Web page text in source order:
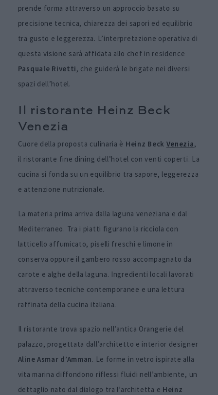
prende forma attraverso un approccio basato su
precisione tecnica, chiarezza dei sapori ed equilibrio
tra gusto e leggerezza. L’interpretazione operativa di
questa visione sarà affidata allo chef in residence
Pasquale Rivetti, che guiderà le brigate nei diversi
spazi dell’hotel.
Il ristorante Heinz Beck
Venezia
Cuore della proposta culinaria è Heinz Beck Venezia,
il ristorante fine dining dell’hotel con venti coperti. La
cucina si fonda su un equilibrio tra sapore, leggerezza
e attenzione nutrizionale.
La materia prima arriva dalla laguna veneziana e dal
Mediterraneo. Tra i piatti figurano la ricciola con
latticello affumicato, piselli freschi e limone in
conserva oppure il gambero rosso accompagnato da
carote e alghe della laguna. Ingredienti locali lavorati
attraverso tecniche contemporanee e una lettura
raffinata della cucina italiana.
Il ristorante trova spazio nell’antica Orangerie del
palazzo, progettata dall’architetto e interior designer
Aline Asmar d’Amman. Le forme in vetro ispirate alla
vita marina diffondono riflessi fluidi nell’ambiente, un
dettaglio nato dal dialogo tra l’architetta e Heinz